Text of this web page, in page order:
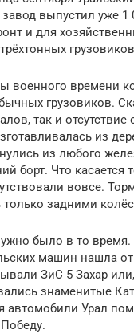
выпустил уже 1
и для
военного времени
грузовиков.
так и отсутствие
из
из любого
борт. Что касается
вовсе.
только задними
было в то время.
машин нашла
ЗиС 5 Захар
знаменитые
автомобили Урал